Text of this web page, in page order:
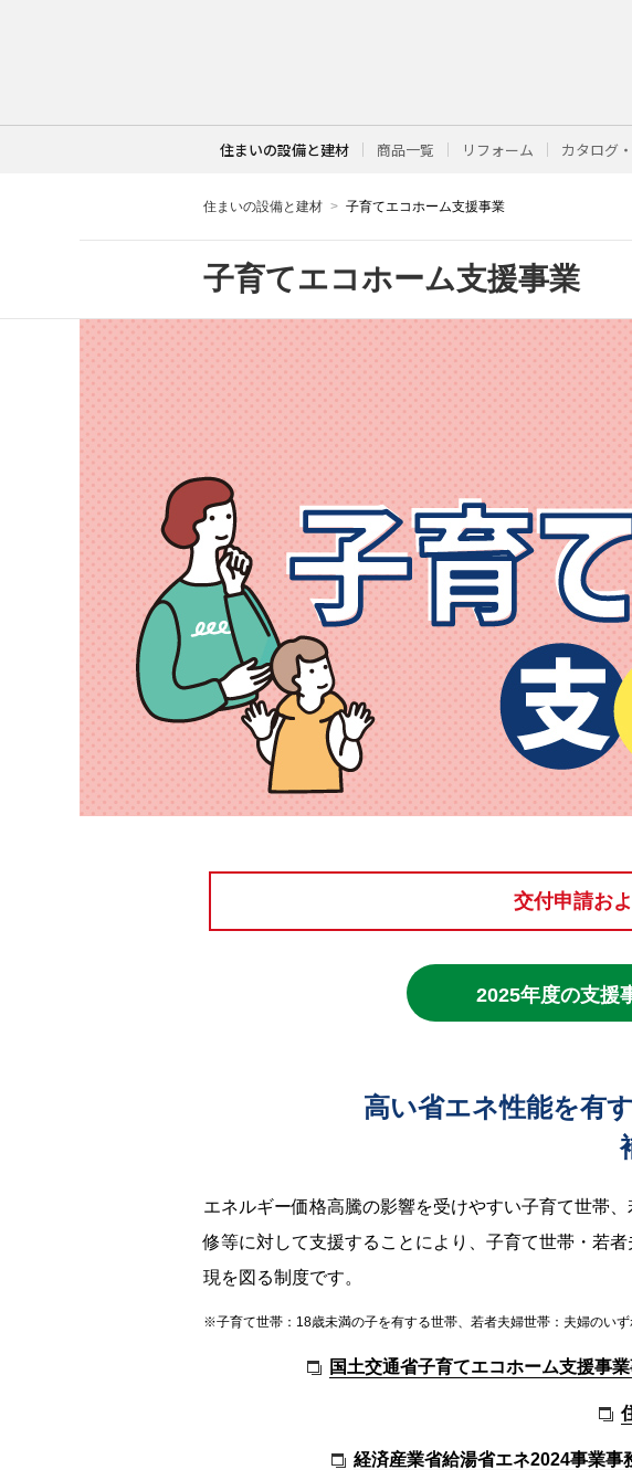
住まいの設備と建材 商品一覧 リフォーム カタログ
住まいの設備と建材 子育てエコホーム支援事業
子育てエコホーム支援事業
交付申請お
2025年度の支援
高い省エネ性能を有
エネルギー価格高騰の影響を受けやすい子育て世帯
修等に対して支援することにより、子育て世帯・若
現を図る制度です。
※子育て世帯：18歳未満の子を有する世帯、若者夫婦世帯：夫婦のい
国土交通省子育てエコホーム支援事
経済産業省給湯省エネ2024事業事